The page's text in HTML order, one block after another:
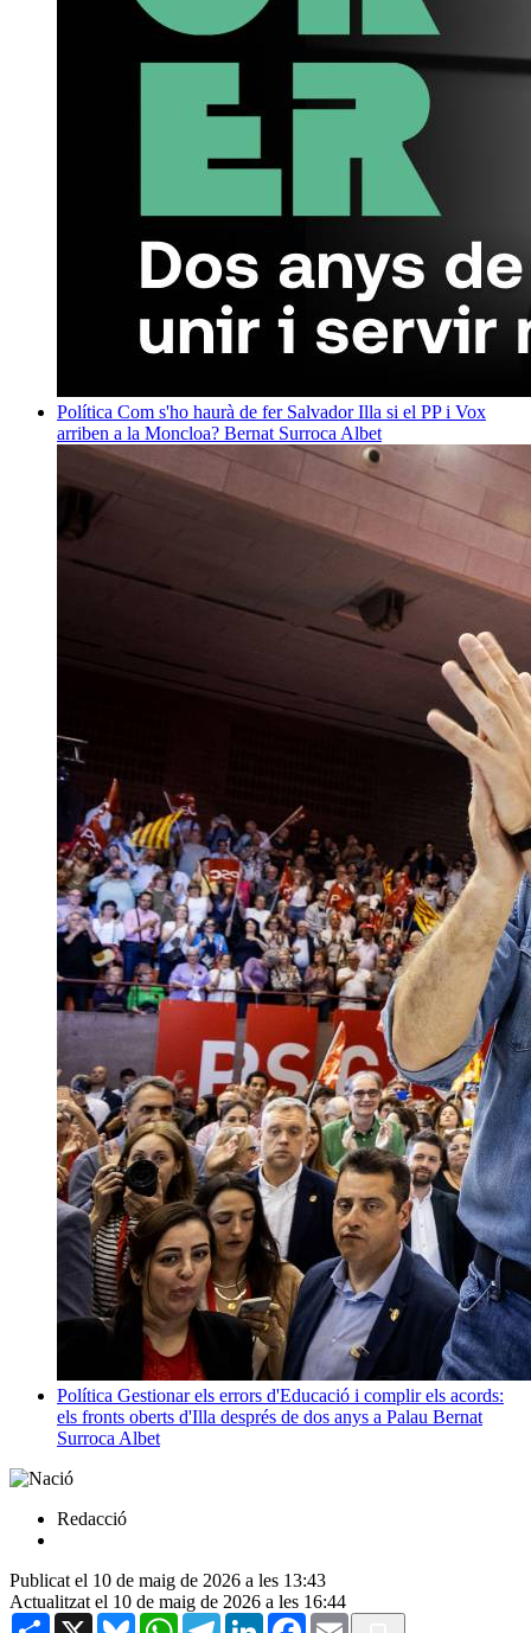
Política Com s'ho haurà de fer Salvador Illa si el PP i Vox
arriben a la Moncloa? Bernat Surroca Albet
Política Gestionar els errors d'Educació i complir els acords:
els fronts oberts d'Illa després de dos anys a Palau Bernat
Surroca Albet
Redacció
Publicat el 10 de maig de 2026 a les 13:43
Actualitzat el 10 de maig de 2026 a les 16:44
Share X BlueskyWhatsAppTelegramLinkedInFacebook
Email